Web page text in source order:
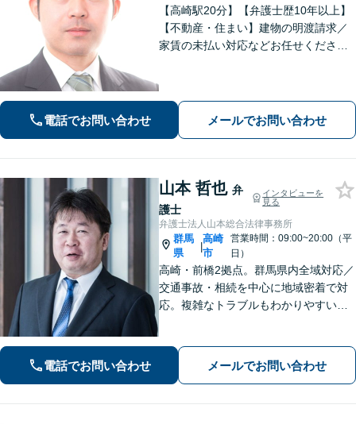
【高崎駅20分】【弁護士歴10年以上】
【不動産・住まい】建物の明渡請求／
家賃の未払い対応などお任せくださ
気軽にご相談ください。
電話でお問い合わせ メールでお問い合わせ
山本 哲也 弁
護士
インタビューを
見る
弁護士法人山本総合法律事務所
群馬
県
|
高崎
市
営業時間：09:00~20:00（平
日）
高崎・前橋2拠点。群馬県内全域対応／
交通事故・相続を中心に地域密着で対
応。複雑なトラブルもわかりやすい言
WEB相談可。まずはお気軽にご相談く
電話でお問い合わせ メールでお問い合わせ